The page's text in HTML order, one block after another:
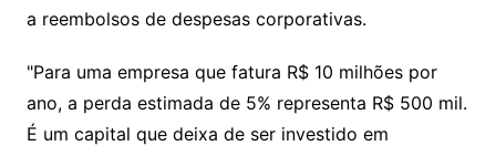
a reembolsos de despesas corporativas.
"Para uma empresa que fatura R$ 10 milhões por
ano, a perda estimada de 5% representa R$ 500 mil.
É um capital que deixa de ser investido em